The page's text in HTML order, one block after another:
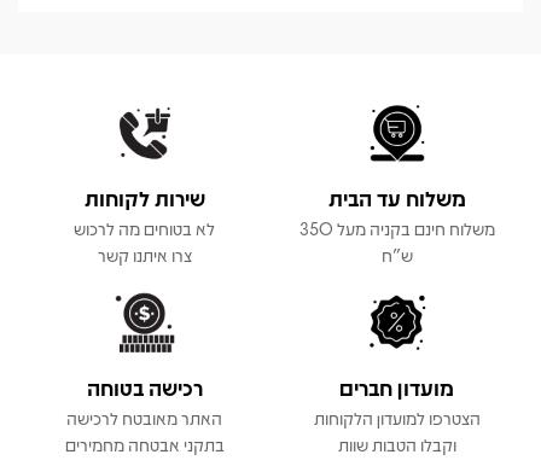
משלוח עד הבית
משלוח חינם בקניה מעל 350
ש"ח
שירות לקוחות
לא בטוחים מה לרכוש
צרו איתנו קשר
מועדון חברים
הצטרפו למועדון הלקוחות
וקבלו הטבות שוות
רכישה בטוחה
האתר מאובטח לרכישה
בתקני אבטחה מחמירים